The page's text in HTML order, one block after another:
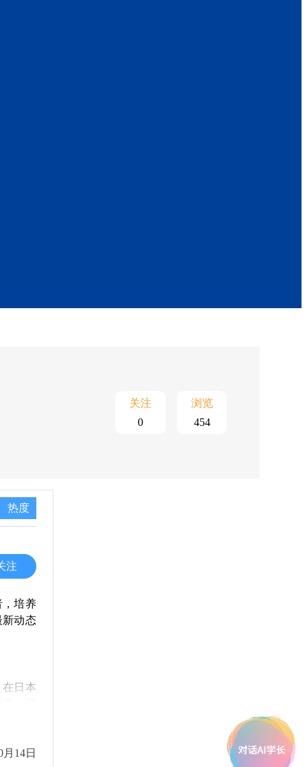
浏览
454
关注
0
热度
注
，培养
新动态
在日本
数也
14日